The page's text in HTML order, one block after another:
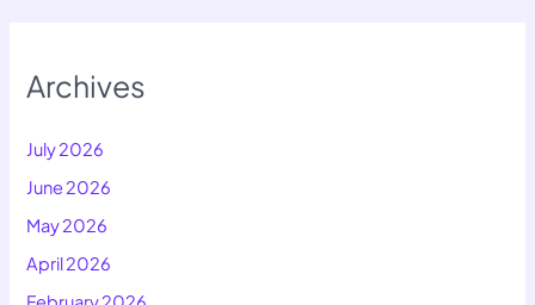
Archives
July 2026
June 2026
May 2026
April 2026